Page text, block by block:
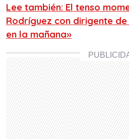
Lee también: El tenso
Rodríguez con dirigente
en la mañana»